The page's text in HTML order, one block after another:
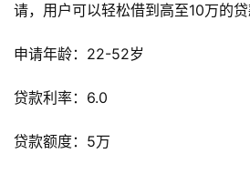
请，用户可以轻松借到高至10万的贷
申请年龄：22-52岁
贷款利率：6.0
贷款额度：5万